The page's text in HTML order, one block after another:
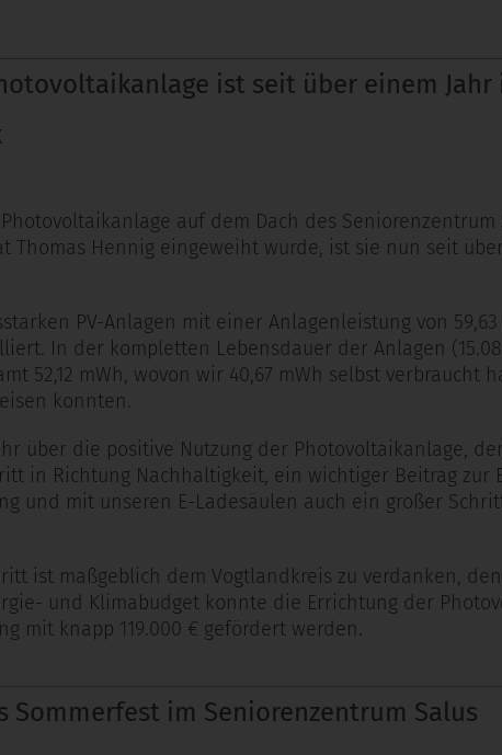
ist seit über einem
auf dem Dach des Seniorenzentrum
Thomas Hennig eingeweiht wurde, ist sie nun seit
PV-Anlagen mit einer Anlagenleistung von 59,63
In der kompletten Lebensdauer der Anlagen
52,12 mWh, wovon wir 40,67 mWh selbst verbraucht
konnten.
über die positive Nutzung der Photovoltaikanlage,
in Richtung Nachhaltigkeit, ein wichtiger Beitrag zur
und mit unseren E-Ladesäulen auch ein großer
ist maßgeblich dem Vogtlandkreis zu verdanken,
und Klimabudget konnte die Errichtung der
mit knapp 119.000 € gefördert werden.
Sommerfest im Seniorenzentrum Salus